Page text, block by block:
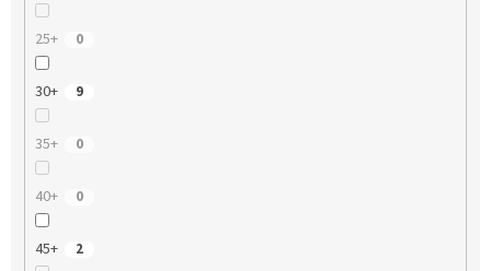
25+ 0
30+ 9
35+ 0
40+ 0
45+ 2